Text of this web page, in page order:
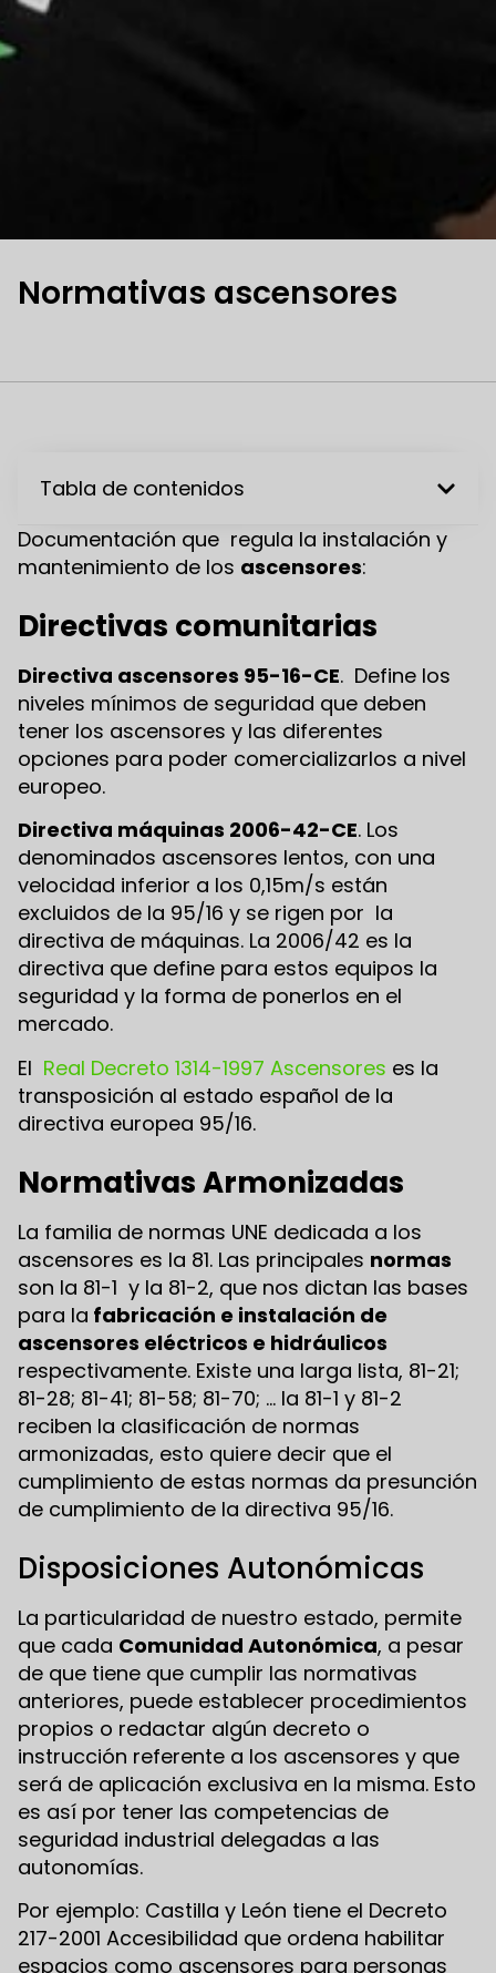
Normativas ascensores
Tabla de contenidos
Documentación que regula la instalación y
mantenimiento de los ascensores:
Directivas comunitarias
Directiva ascensores 95-16-CE. Define los
niveles mínimos de seguridad que deben
tener los ascensores y las diferentes
opciones para poder comercializarlos a nivel
europeo.
Directiva máquinas 2006-42-CE. Los
denominados ascensores lentos, con una
velocidad inferior a los 0,15m/s están
excluidos de la 95/16 y se rigen por la
directiva de máquinas. La 2006/42 es la
directiva que define para estos equipos la
seguridad y la forma de ponerlos en el
mercado.
El Real Decreto 1314-1997 Ascensores es la
transposición al estado español de la
directiva europea 95/16.
Normativas Armonizadas
La familia de normas UNE dedicada a los
ascensores es la 81. Las principales normas
son la 81-1 y la 81-2, que nos dictan las bases
para la fabricación e instalación de
ascensores eléctricos e hidráulicos
respectivamente. Existe una larga lista, 81-21;
81-28; 81-41; 81-58; 81-70; … la 81-1 y 81-2
reciben la clasificación de normas
armonizadas, esto quiere decir que el
cumplimiento de estas normas da presunción
de cumplimiento de la directiva 95/16.
Disposiciones Autonómicas
La particularidad de nuestro estado, permite
que cada Comunidad Autonómica, a pesar
de que tiene que cumplir las normativas
anteriores, puede establecer procedimientos
propios o redactar algún decreto o
instrucción referente a los ascensores y que
será de aplicación exclusiva en la misma. Esto
es así por tener las competencias de
seguridad industrial delegadas a las
autonomías.
Por ejemplo: Castilla y León tiene el Decreto
217-2001 Accesibilidad que ordena habilitar
espacios como ascensores para personas